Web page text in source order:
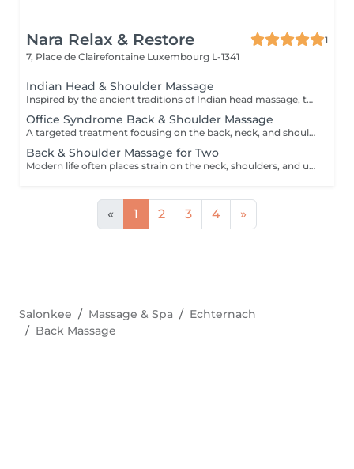
Nara Relax & Restore
1
7, Place de Clairefontaine Luxembourg L-1341
Indian Head & Shoulder Massage
Inspired by the ancient traditions of Indian head massage, this deeply relaxing treatment focuses on the head, neck, shoulders, upper back, and arms. A nourishing premium argan oil is gently massaged into the scalp and hair, while targeted techniques help release tension, calm the mind, and leave both hair and scalp feeling revitalised.
Office Syndrome Back & Shoulder Massage
A targeted treatment focusing on the back, neck, and shoulders using a combination of hands, thumbs, forearms, and elbow techniques. Ideal for relieving muscular tension, stiffness, and discomfort caused by prolonged sitting, desk work, or everyday stress. This treatment helps restore comfort and improve mobility in the upper body.
Back & Shoulder Massage for Two
Modern life often places strain on the neck, shoulders, and upper back. This focused treatment uses targeted massage techniques to help release built-up tension, ease muscular stiffness, and restore comfort in the upper body. An ideal choice for two people looking to unwind together and enjoy relief from everyday stress.
« 1 2 3 4 »
Salonkee Massage & Spa
Echternach
Back Massage